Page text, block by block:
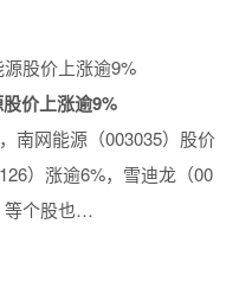
价上涨逾9%
南网能源（003035）股价
）涨逾6%，雪迪龙（00
等个股也…